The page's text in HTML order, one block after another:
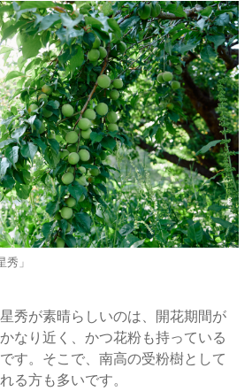
」
秀が素晴らしいのは、開花期間が
なり近く、かつ花粉も持っている
す。そこで、南高の受粉樹として
る方も多いです。